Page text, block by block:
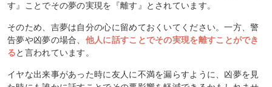
す』ことでその夢の実現を『離す』とされています。
そのため、吉夢は自分の心に留めておくいてください。一方、警
告夢や凶夢の場合、 他人に話すことでその実現を離すことができ
ると言われています。
イヤな出来事があった時に友人に不満を漏らすように、凶夢を見